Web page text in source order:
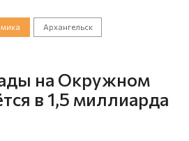
Архангельск
на Окружном
в 1,5 миллиарда